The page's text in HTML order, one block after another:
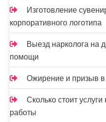
и
с
е
й
Изготовление
корпоративного логотипа
Выезд нарколога на
помощи
Ожирение и призыв
Сколько стоит
работы